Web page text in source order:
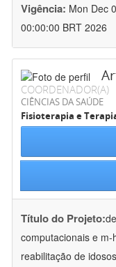
Vigência: Mon Dec
00:00:00 BRT 2026
COORDENADOR(A)
CIÊNCIAS DA SAÚDE
Fisioterapia e
Título do Projeto:
computacionais e
reabilitação de